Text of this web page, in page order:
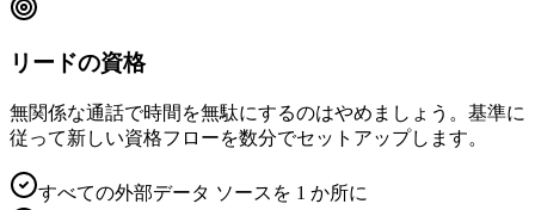
リードの資格
無関係な通話で時間を無駄にするのはやめましょう。基準に
従って新しい資格フローを数分でセットアップします。
すべての外部データ ソースを 1 か所に